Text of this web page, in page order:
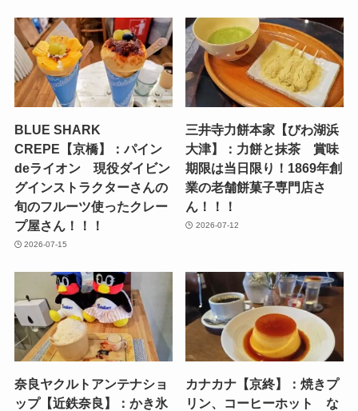
BLUE SHARK
CREPE【京橋】：パイン
deライオン 現役ダイビン
グインストラクターさんの
旬のフルーツ使ったクレー
プ屋さん！！！
2026-07-15
三井寺力餅本家【びわ湖浜
大津】：力餅と抹茶 賞味
期限は当日限り！1869年創
業の老舗餅菓子専門店さ
ん！！！
2026-07-12
奈良ヤクルトアンテナショ
ップ【近鉄奈良】：かき氷
カナカナ【京終】：焼きプ
リン、コーヒーホット な